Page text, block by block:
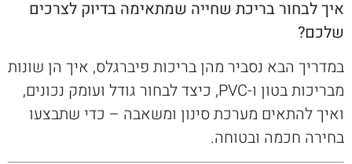
איך לבחור בריכת שחייה שמתאימה בדיוק לצרכים
שלכם?
במדריך הבא נסביר מהן בריכות פיברגלס, איך הן שונות
מבריכות בטון ו-PVC, כיצד לבחור גודל ועומק נכונים,
ואיך להתאים מערכת סינון ומשאבה – כדי שתבצעו
בחירה חכמה ובטוחה.